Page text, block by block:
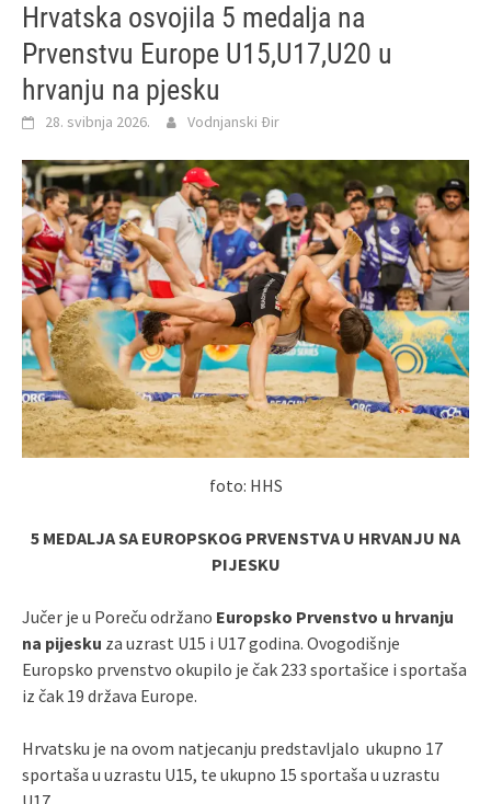
Hrvatska osvojila 5 medalja na
Prvenstvu Europe U15,U17,U20 u
hrvanju na pjesku
28. svibnja 2026. Vodnjanski Đir
foto: HHS
5 MEDALJA SA EUROPSKOG PRVENSTVA U HRVANJU NA
PIJESKU
Jučer je u Poreču održano Europsko Prvenstvo u hrvanju
na pijesku za uzrast U15 i U17 godina. Ovogodišnje
Europsko prvenstvo okupilo je čak 233 sportašice i sportaša
iz čak 19 država Europe.
Hrvatsku je na ovom natjecanju predstavljalo ukupno 17
sportaša u uzrastu U15, te ukupno 15 sportaša u uzrastu